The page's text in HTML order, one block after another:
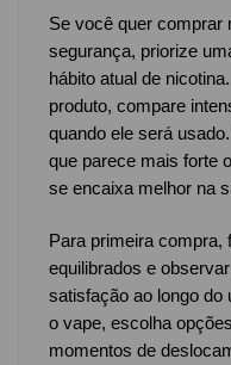
Se você quer comprar
segurança, priorize
hábito atual de
produto, compare
quando ele será
que parece mais forte
se encaixa melhor na
Para primeira compra,
equilibrados e
satisfação ao longo do
o vape, escolha
momentos de